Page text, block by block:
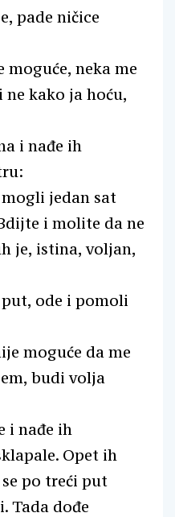
pade ničice
moguće, neka me
ne kako ja hoću,
i nađe ih
jedan sat
i molite da ne
je, istina, voljan,
ode i pomoli
moguće da me
budi volja
i nađe ih
Opet ih
po treći put
Tada dođe